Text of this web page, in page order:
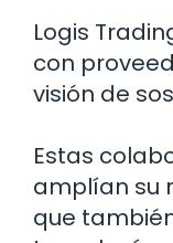
Logis
con
visión de
Estas
amplían su
que